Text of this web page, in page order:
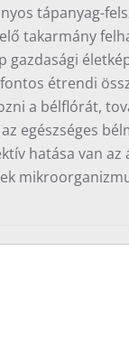
tápanyag-
takarmány
gazdasági
étrendi
a bélflórát,
egészséges
hatása van az